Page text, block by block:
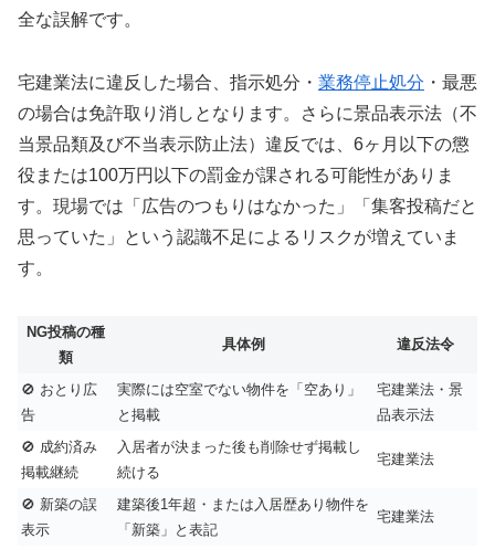
全な誤解です。
宅建業法に違反した場合、指示処分・ 業務停止処分 ・最悪
の場合は免許取り消しとなります。さらに景品表示法（不
当景品類及び不当表示防止法）違反では、6ヶ月以下の懲
役または100万円以下の罰金が課される可能性がありま
す。現場では「広告のつもりはなかった」「集客投稿だと
思っていた」という認識不足によるリスクが増えていま
す。
NG投稿の種
類
具体例 違反法令
🚫 おとり広
告
実際には空室でない物件を「空あり」
と掲載
宅建業法・景
品表示法
🚫 成約済み
掲載継続
入居者が決まった後も削除せず掲載し
続ける
宅建業法
🚫 新築の誤
表示
建築後1年超・または入居歴あり物件を
「新築」と表記
宅建業法